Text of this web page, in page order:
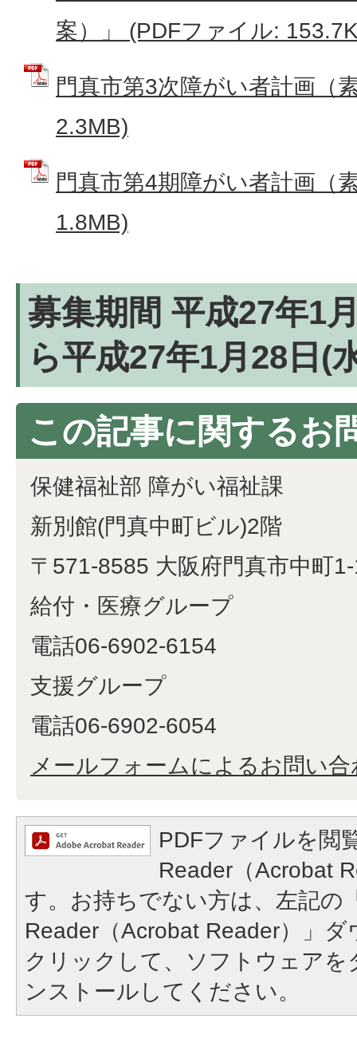
案）」 (PDFファイル:
門真市第3次障がい者計画（
2.3MB)
門真市第4期障がい者計画（
1.8MB)
募集期間 平成27年1
ら平成27年1月28日(
この記事に関するお
保健福祉部 障がい福祉課
新別館(門真中町ビル)2階
〒571-8585 大阪府門真市中町
給付・医療グループ
電話06-6902-6154
支援グループ
電話06-6902-6054
メールフォームによるお問い合
PDFファイルを閲
Reader（Acrobat
す。お持ちでない方は、左記の
Reader（Acrobat Reader）」
クリックして、ソフトウェア
ンストールしてください。